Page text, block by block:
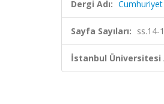
Dergi Adı:
Sayfa Sayıları: ss.14-
İstanbul Üniversitesi